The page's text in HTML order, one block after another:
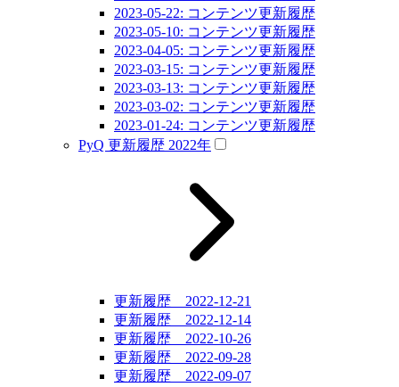
2023-05-22: コンテンツ更新履歴
2023-05-10: コンテンツ更新履歴
2023-04-05: コンテンツ更新履歴
2023-03-15: コンテンツ更新履歴
2023-03-13: コンテンツ更新履歴
2023-03-02: コンテンツ更新履歴
2023-01-24: コンテンツ更新履歴
PyQ 更新履歴 2022年
更新履歴 2022-12-21
更新履歴 2022-12-14
更新履歴 2022-10-26
更新履歴 2022-09-28
更新履歴 2022-09-07